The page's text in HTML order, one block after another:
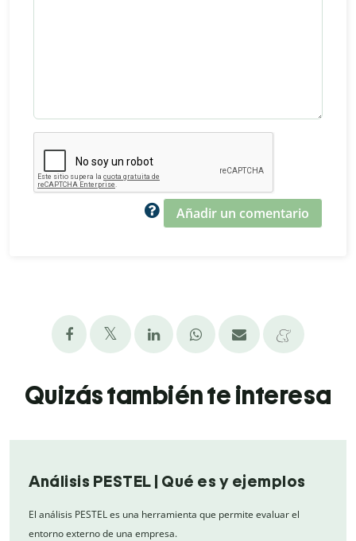
Añadir un comentario
Quizás también te interesa
Análisis PESTEL | Qué es y ejemplos
El análisis PESTEL es una herramienta que permite evaluar el
entorno externo de una empresa.